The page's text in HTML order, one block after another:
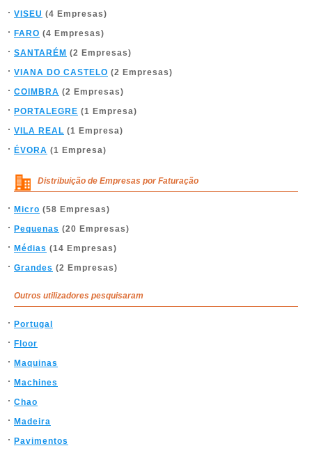
VISEU (4 Empresas)
FARO (4 Empresas)
SANTARÉM (2 Empresas)
VIANA DO CASTELO (2 Empresas)
COIMBRA (2 Empresas)
PORTALEGRE (1 Empresa)
VILA REAL (1 Empresa)
ÉVORA (1 Empresa)
Distribuição de Empresas por Faturação
Micro (58 Empresas)
Pequenas (20 Empresas)
Médias (14 Empresas)
Grandes (2 Empresas)
Outros utilizadores pesquisaram
Portugal
Floor
Maquinas
Machines
Chao
Madeira
Pavimentos